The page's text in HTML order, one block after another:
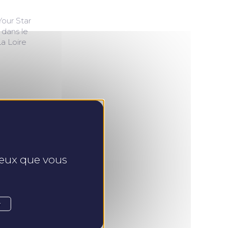
le
Loire
que vous